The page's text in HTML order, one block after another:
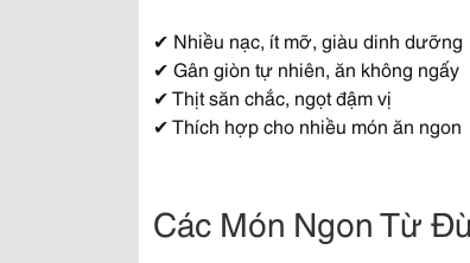
✔ Nhiều nạc, ít mỡ, giàu dinh dưỡng
✔ Gân giòn tự nhiên, ăn không ngấy
✔ Thịt săn chắc, ngọt đậm vị
✔ Thích hợp cho nhiều món ăn ngon
Các Món Ngon Từ